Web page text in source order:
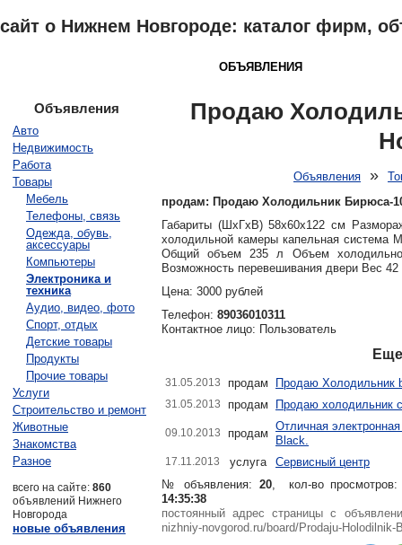
сайт о Нижнем Новгороде: каталог фирм,
ОБЪЯВЛЕНИЯ
Продаю
Объявления »
продам: Продаю Холодильник Бирюса-
Габариты (ШxГxВ) 58x60x122 см
холодильной камеры капельная система
Общий объем 235 л Объем
Возможность перевешивания двери Вес 42
Цена: 3000 рублей
Телефон: 89036010311
Контактное лицо: Пользователь
31.05.2013 продам Продаю Холодильник
31.05.2013 продам Продаю холодильник
09.10.2013 продам
Отличная
Black.
17.11.2013 услуга
Сервисный центр
№ объявления: 20, кол-во просмотров
14:35:38
постоянный адрес страницы с
nizhniy-novgorod.ru/board/Prodaju-Holodilnik-
Объявления
Авто
Недвижимость
Работа
Товары
Мебель
Телефоны, связь
Одежда, обувь,
аксессуары
Компьютеры
Электроника и
техника
Аудио, видео, фото
Спорт, отдых
Детские товары
Продукты
Прочие товары
Услуги
Строительство и ремонт
Животные
Знакомства
Разное
всего на сайте: 860
объявлений Нижнего
Новгорода
новые объявления